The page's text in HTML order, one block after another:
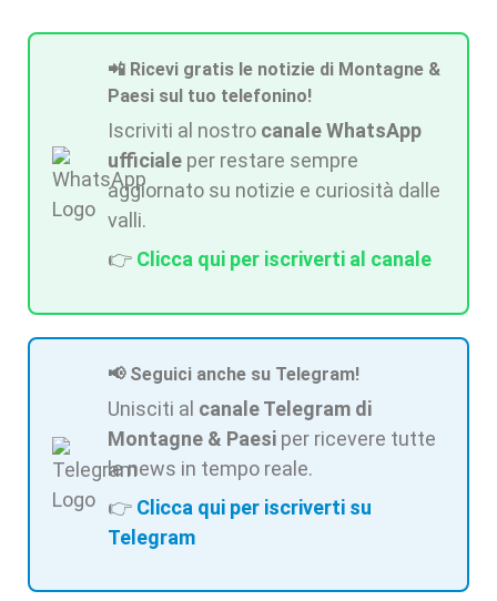
📲 Ricevi gratis le notizie di Montagne &
Paesi sul tuo telefonino!
Iscriviti al nostro canale WhatsApp
ufficiale per restare sempre
aggiornato su notizie e curiosità dalle
valli.
👉 Clicca qui per iscriverti al canale
📢 Seguici anche su Telegram!
Unisciti al canale Telegram di
Montagne & Paesi per ricevere tutte
le news in tempo reale.
👉 Clicca qui per iscriverti su
Telegram